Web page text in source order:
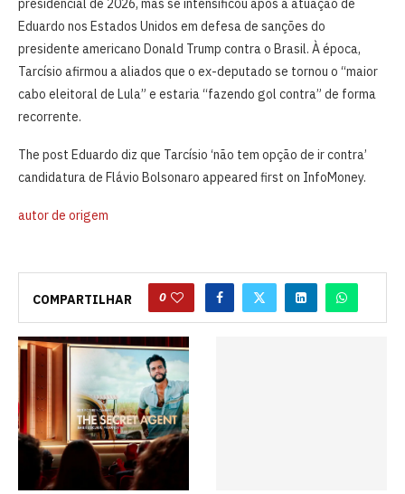
presidencial de 2026, mas se intensificou após a atuação de
Eduardo nos Estados Unidos em defesa de sanções do
presidente americano Donald Trump contra o Brasil. À época,
Tarcísio afirmou a aliados que o ex-deputado se tornou o “maior
cabo eleitoral de Lula” e estaria “fazendo gol contra” de forma
recorrente.
The post Eduardo diz que Tarcísio ‘não tem opção de ir contra’
candidatura de Flávio Bolsonaro appeared first on InfoMoney.
autor de origem
COMPARTILHAR 0